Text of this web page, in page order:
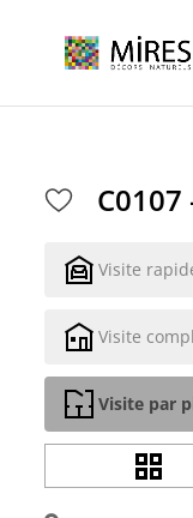
Visite
Visite
Visite par